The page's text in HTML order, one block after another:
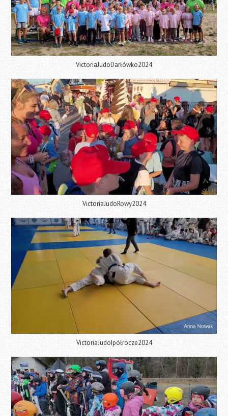
VictoriaJudoDarłówko2024
VictoriaJudoRowy2024
VictoriaJudoIpółrocze2024